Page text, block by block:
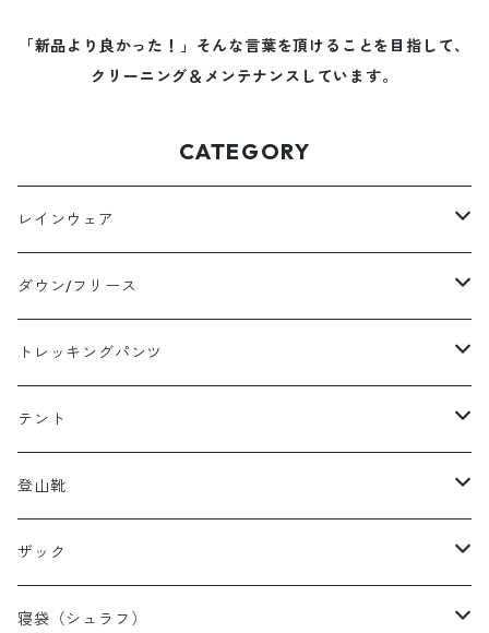
「新品より良かった！」そんな言葉を頂けることを目指して、
クリーニング＆メンテナンスしています。
CATEGORY
レインウェア
メンズレインウェア
レディースレインウェア
キッズレインウェア
ダウン/フリース
メンズ ダウン/フリース
レディース ダウン/フリース
キッズ ダウン/フリース
トレッキングパンツ
メンズトレッキングパンツ
レディーストレッキングパンツ
テント
キャンプテント
タープ
山岳テント
登山靴
メンズ登山靴
レディース登山靴
ザック
メンズザック
寝袋（シュラフ）